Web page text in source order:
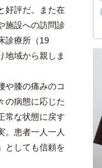
好評だ。また在
施設への訪問診
診療所（19
地域から親しま
や膝の痛みのコ
の病態に応じた
常な状態に戻す
。患者一人一人
としても信頼を